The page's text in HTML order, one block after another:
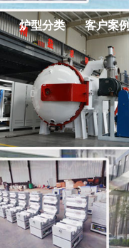
炉型分类 客户案